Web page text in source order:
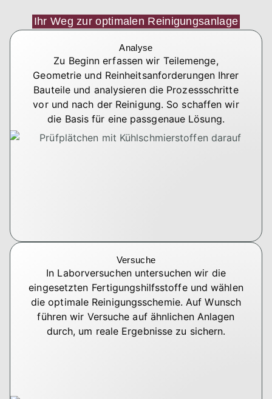
Ihr Weg zur optimalen Reinigungsanlage
Analyse
Zu Beginn erfassen wir Teilemenge,
Geometrie und Reinheitsanforderungen Ihrer
Bauteile und analysieren die Prozessschritte
vor und nach der Reinigung. So schaffen wir
die Basis für eine passgenaue Lösung.
Versuche
In Laborversuchen untersuchen wir die
eingesetzten Fertigungshilfsstoffe und wählen
die optimale Reinigungsschemie. Auf Wunsch
führen wir Versuche auf ähnlichen Anlagen
durch, um reale Ergebnisse zu sichern.